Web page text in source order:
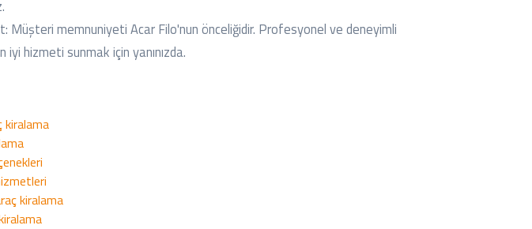
Müşteri memnuniyeti Acar Filo'nun önceliğidir. Profesyonel ve deneyimli
hizmeti sunmak için yanınızda.
kiralama
kiralama